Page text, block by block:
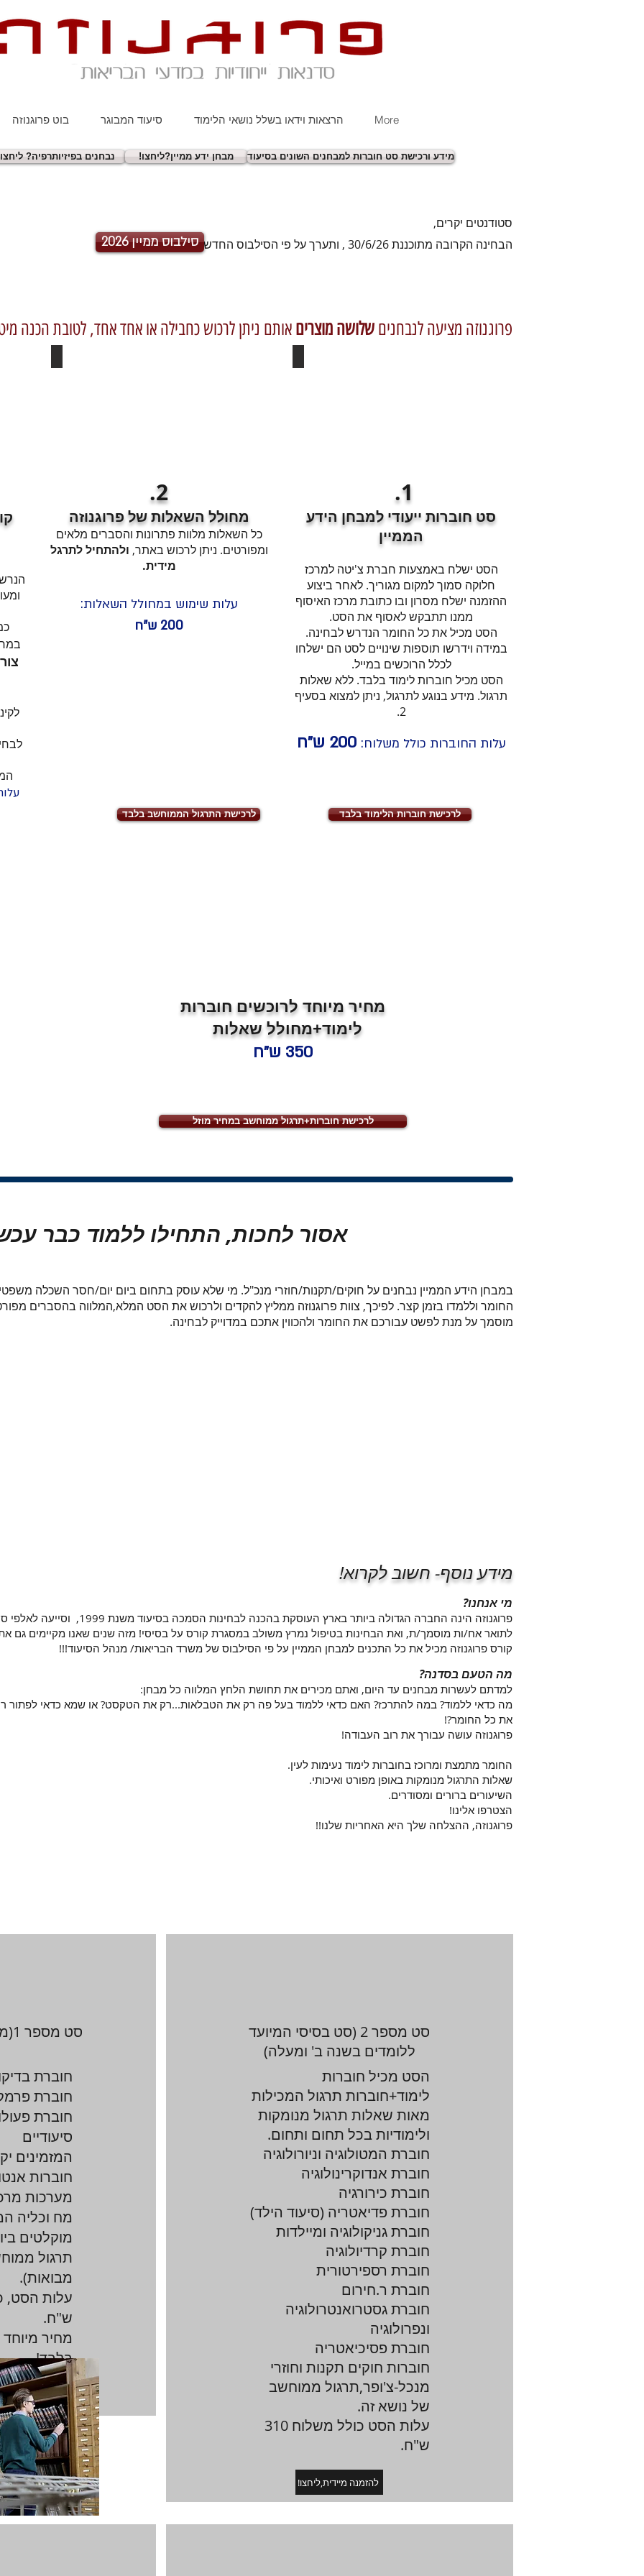
בוט פרוגנוזה סיעוד המבוגר הרצאות וידאו בשלל נושאי הלימוד More
!נבחנים בפיזיותרפיה? ליחצו !מבחן ידע ממיין?ליחצו מידע ורכישת סט חוברות למבחנים השונים בסיעוד
סטודנטים יקרים,
הבחינה הקרובה מתוכננת 30/6/26 , ותערך על פי הסילבוס החדש:
פרוגנוזה מציעה לנבחנים שלושה מוצרים אותם ניתן לרכוש כחבילה או אחד אחד, לטובת הכנה
2.
מחולל השאלות של פרוגנוזה
כל השאלות מלוות פתרונות והסברים מלאים
ומפורטים. ניתן לרכוש באתר, ולהתחיל לתרגל
מידית.
עלות שימוש במחולל השאלות:
200 ש"ח
1.
סט חוברות ייעודי למבחן הידע
הממיין
הסט ישלח באמצעות חברת צ'יטה למרכז
חלוקה סמוך למקום מגוריך. לאחר ביצוע
ההזמנה ישלח מסרון ובו כתובת מרכז האיסוף
ממנו תתבקש לאסוף את הסט.
הסט מכיל את כל החומר הנדרש לבחינה.
במידה וידרשו תוספות שינויים לסט הם ישלחו
לכלל הרוכשים במייל.
הסט מכיל חוברות לימוד בלבד. ללא שאלות
תרגול. מידע בנוגע לתרגול, ניתן למצוא בסעיף
2.
עלות החוברות כולל משלוח: 200 ש"ח
לרכישת התרגול הממוחשב בלבד לרכישת חוברות הלימוד בלבד
סילבוס ממיין 2026
מחיר מיוחד לרוכשים חוברות
לימוד+מחולל שאלות
350 ש"ח
לרכישת חוברות+תרגול ממוחשב במחיר מוזל
אסור לחכות, התחילו ללמוד כבר
במבחן הידע הממיין נבחנים על חוקים/תקנות/חוזרי מנכ"ל. מי שלא עוסק בתחום ביום יום/חסר השכלה
החומר וללמדו בזמן קצר. לפיכך, צוות פרוגנוזה ממליץ להקדים ולרכוש את הסט המלא,המלווה בהסברים
מוסמך על מנת לפשט עבורכם את החומר ולהכווין אתכם במדוייק לבחינה.
מידע נוסף- חשוב לקרוא!
מי אנחנו?
פרוגנוזה הינה החברה הגדולה ביותר בארץ
לתואר אח/ות מוסמך/ת, ואת הבחינות בטיפול נמרץ משולב במסגרת קורס על בסיסי! מזה שנים שאנו מקיימים גם
קורס פרוגנוזה מכיל את כל התכנים למבחן הממיין על פי הסילבוס של משרד הבריאות/ מנהל הסיעוד!!!
מה הטעם בסדנה?
למדתם לעשרות מבחנים עד היום, ואתם מכירים את תחושת הלחץ המלווה כל מבחן:
מה כדאי ללמוד? במה להתרכז? האם כדאי ללמוד בעל פה רק את הטבלאות...רק את הטקסט? או שמא כדאי לפתור
את כל החומר?!
פרוגנוזה עושה עבורך את רוב העבודה!
החומר מתמצת ומרוכז בחוברות לימוד נעימות לעין.
שאלות התרגול מנומקות באופן מפורט ואיכותי.
השיעורים ברורים ומסודרים.
הצטרפו אלינו!
פרוגנוזה, ההצלחה שלך היא האחריות שלנו!!
חוברת
חוברת
חוברת
סיעודיים
המזמינים
חוברות
מערכות
מח וכליה
מוקלטים
תרגול
מבואות).
ש"ח.
מחיר
בלבד!
סט מספר 2 (סט בסיסי המיועד
ללומדים בשנה ב' ומעלה)
הסט מכיל חוברות
לימוד+חוברות תרגול המכילות
מאות שאלות תרגול מנומקות
ולימודיות בכל תחום ותחום.
חוברת המטולוגיה וניורולוגיה
חוברת אנדוקרינולוגיה
חוברת כירורגיה
חוברת פדיאטריה (סיעוד הילד)
חוברת גניקולוגיה ומיילדות
חוברת קרדיולוגיה
חוברת רספירטורית
חוברת ר.חירום
חוברת גסטרואנטרולוגיה
ונפרולוגיה
חוברת פסיכיאטריה
חוברות חוקים תקנות וחוזרי
מנכל-צ'ופר,תרגול ממוחשב
של נושא זה.
עלות הסט כולל משלוח 310
ש"ח.
!להזמנה מיידית,ליחצו